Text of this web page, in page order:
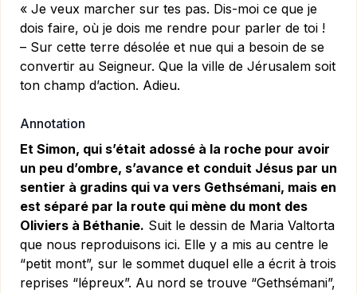
« Je veux marcher sur tes pas. Dis-moi ce que je
dois faire, où je dois me rendre pour parler de toi !
– Sur cette terre désolée et nue qui a besoin de se
convertir au Seigneur. Que la ville de Jérusalem soit
ton champ d’action. Adieu.
Annotation
Et Simon, qui s’était adossé à la roche pour avoir
un peu d’ombre, s’avance et conduit Jésus par un
sentier à gradins qui va vers Gethsémani, mais en
est séparé par la route qui mène du mont des
Oliviers à Béthanie. Suit le dessin de Maria Valtorta
que nous reproduisons ici. Elle y a mis au centre le
“petit mont”, sur le sommet duquel elle a écrit à trois
reprises “lépreux”. Au nord se trouve “Gethsémani”,